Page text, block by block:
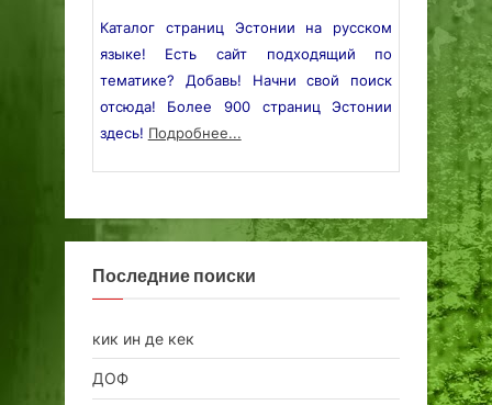
Каталог страниц Эстонии на русском
языке! Есть сайт подходящий по
тематике? Добавь! Начни свой поиск
отсюда! Более 900 страниц Эстонии
здесь! Подробнее...
Последние поиски
кик ин де кек
ДОФ